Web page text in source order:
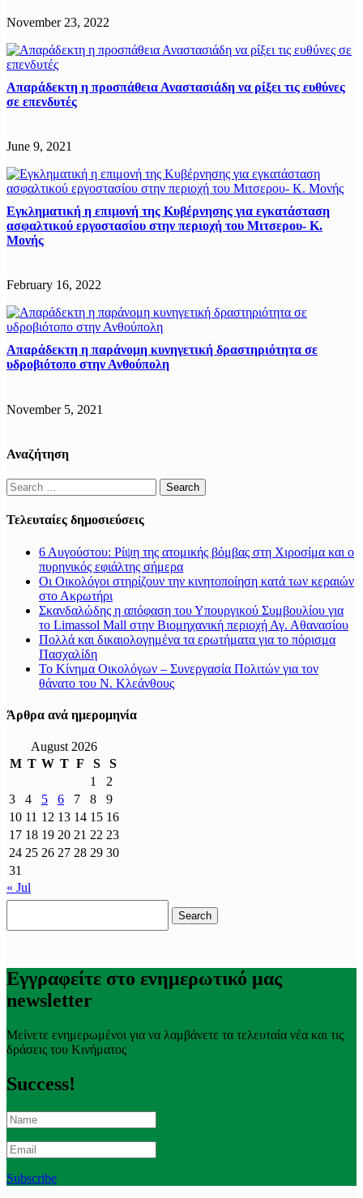
November 23, 2022
Απαράδεκτη η προσπάθεια Αναστασιάδη να ρίξει τις ευθύνες
σε επενδυτές
June 9, 2021
Εγκληματική η επιμονή της Κυβέρνησης για εγκατάσταση
ασφαλτικού εργοστασίου στην περιοχή του Μιτσερου- Κ.
Μονής
February 16, 2022
Απαράδεκτη η παράνομη κυνηγετική δραστηριότητα σε
υδροβιότοπο στην Ανθούπολη
November 5, 2021
Αναζήτηση
Search
for:
Τελευταίες δημοσιεύσεις
6 Αυγούστου: Ρίψη της ατομικής βόμβας στη Χιροσίμα και ο
πυρηνικός εφιάλτης σήμερα
Οι Οικολόγοι στηρίζουν την κινητοποίηση κατά των κεραιών
στο Ακρωτήρι
Σκανδαλώδης η απόφαση του Υπουργικού Συμβουλίου για
το Limassol Mall στην Βιομηχανική περιοχή Αγ. Αθανασίου
Πολλά και δικαιολογημένα τα ερωτήματα για το πόρισμα
Πασχαλίδη
Το Κίνημα Οικολόγων – Συνεργασία Πολιτών για τον
θάνατο του Ν. Κλεάνθους
Άρθρα ανά ημερομηνία
August 2026
M T W T F S
S
1
2
3
4 5 6 7 8
9
10 11 12 13 14 15 16
17 18 19 20 21 22 23
24 25 26 27 28 29 30
31
« Jul
Εγγραφείτε στο ενημερωτικό μας
newsletter
Μείνετε ενημερωμένοι για να λαμβάνετε τα τελευταία νέα και τις
δράσεις του Κινήματος
Success!
Subscribe